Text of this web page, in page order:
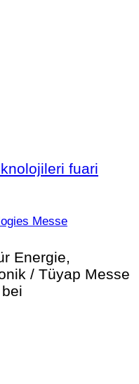
Messe
Energie,
/ Tüyap Messe